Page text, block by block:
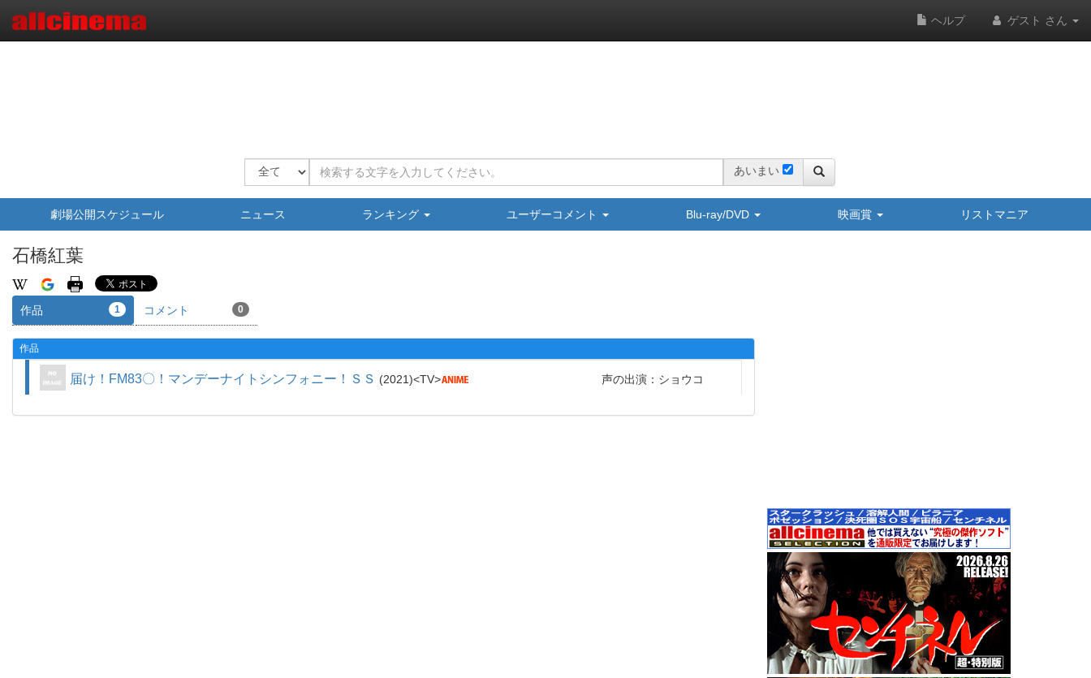
ヘルプ ゲスト さん
あいまい
劇場公開スケジュール ニュース ランキング ユーザーコメント Blu-ray/DVD 映画賞 リストマニア
石橋紅葉
作品 1 コメント 0
作品
届け！FM83〇！マンデーナイトシンフォニー！ＳＳ 2021 TV 声の出演：ショウコ